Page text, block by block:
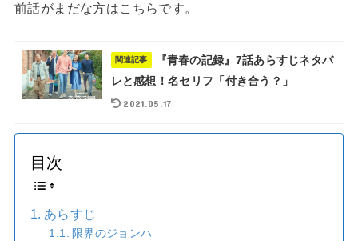
前話がまだな方はこちらです。
関連記事
『青春の記録』7話あらすじネタバ
レと感想！名セリフ「付き合う？」
2021.05.17
目次
あらすじ
限界のジョンハ